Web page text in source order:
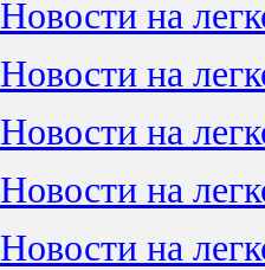
Новости на
Новости на
Новости на
Новости на
Новости на